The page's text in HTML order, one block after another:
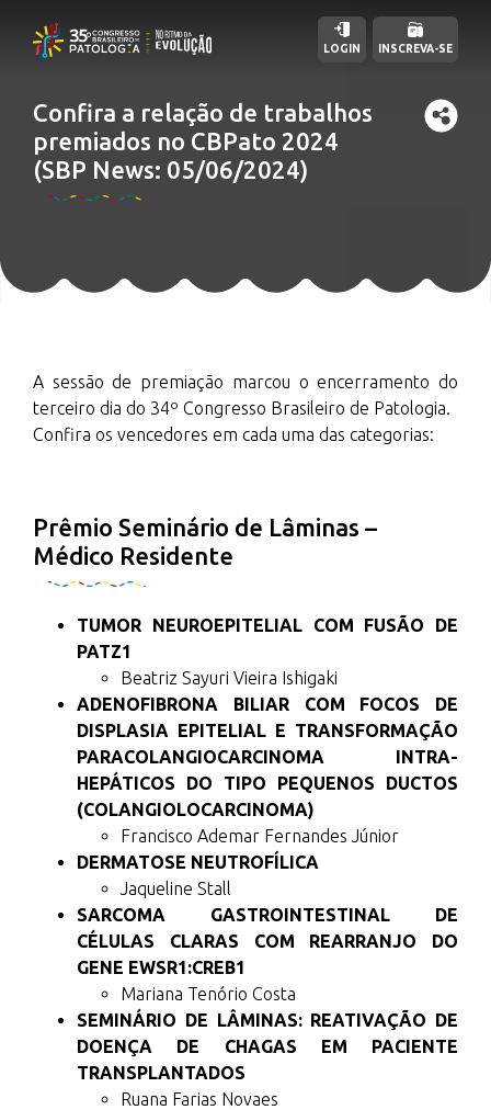
Confira a relação de trabalhos
premiados no CBPato 2024
(SBP News: 05/06/2024)
LOGIN INSCREVA-SE
A sessão de premiação marcou o encerramento do
terceiro dia do 34º Congresso Brasileiro de Patologia.
Confira os vencedores em cada uma das categorias:
Prêmio Seminário de Lâminas –
Médico Residente
TUMOR NEUROEPITELIAL COM FUSÃO DE
PATZ1
Beatriz Sayuri Vieira Ishigaki
ADENOFIBRONA BILIAR COM FOCOS DE
DISPLASIA EPITELIAL E TRANSFORMAÇÃO
PARACOLANGIOCARCINOMA INTRA-
HEPÁTICOS DO TIPO PEQUENOS DUCTOS
(COLANGIOLOCARCINOMA)
Francisco Ademar Fernandes Júnior
DERMATOSE NEUTROFÍLICA
Jaqueline Stall
SARCOMA GASTROINTESTINAL DE
CÉLULAS CLARAS COM REARRANJO DO
GENE EWSR1:CREB1
Mariana Tenório Costa
SEMINÁRIO DE LÂMINAS: REATIVAÇÃO DE
DOENÇA DE CHAGAS EM PACIENTE
TRANSPLANTADOS
Ruana Farias Novaes